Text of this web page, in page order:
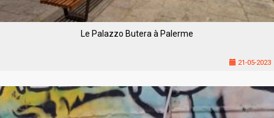
Le Palazzo Butera à Palerme
21-05-2023